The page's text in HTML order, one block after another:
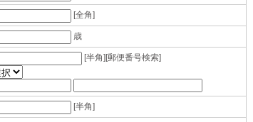
[全角]
歳
[半角][郵便番号検索]
[半角]